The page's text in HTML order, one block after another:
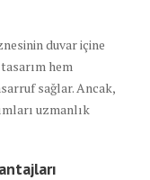
duvar içine
hem
sağlar. Ancak,
uzmanlık